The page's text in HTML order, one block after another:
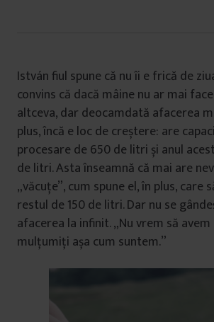
István fiul spune că nu îi e frică de
convins că dacă mâine nu ar mai
altceva, dar deocamdată afacerea
plus, încă e loc de creștere: are
procesare de 650 de litri și anul
de litri. Asta înseamnă că mai are
„văcuțe”, cum spune el, în plus, care
restul de 150 de litri. Dar nu se
afacerea la infinit. „Nu vrem să
mulțumiți așa cum suntem.”